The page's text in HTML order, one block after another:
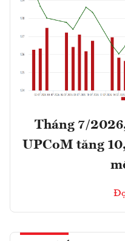
Tháng 7/
UPCoM tăng